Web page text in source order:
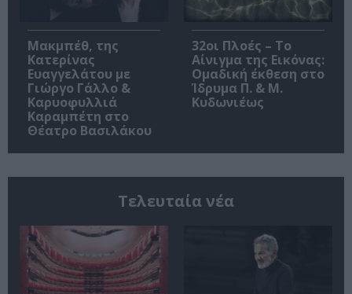
Μακμπέθ, της
Κατερίνας
Ευαγγελάτου με
Γιώργο Γάλλο &
Καρυοφυλλιά
Καραμπέτη στο
Θέατρο Βασιλάκου
32οι Πλοές – Το
Αίνιγμα της Εικόνας:
Ομαδική έκθεση στο
Ίδρυμα Π. & Μ.
Κυδωνιέως
Τελευταία νέα